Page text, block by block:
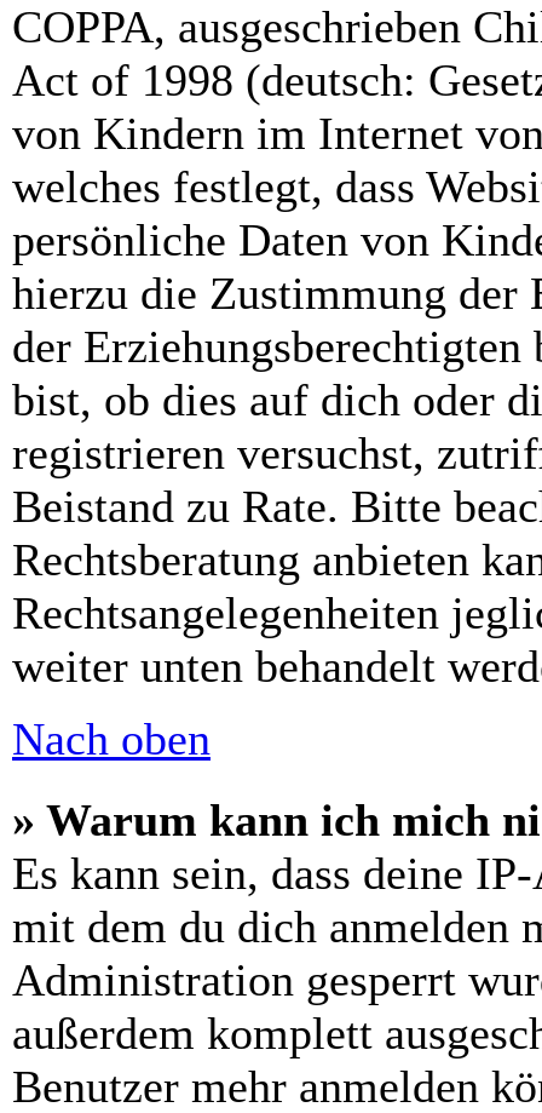
COPPA, ausgeschrieben
Act of 1998 (deutsch:
von Kindern im Internet
welches festlegt, dass
persönliche Daten von
hierzu die Zustimmung der
der
bist, ob dies auf dich oder
registrieren versuchst,
Beistand zu Rate. Bitte
Rechtsberatung anbieten
Rechtsangelegenheiten
weiter unten behandelt
Nach oben
» Warum kann ich mich
Es kann sein, dass deine
mit dem du dich anmelden
Administration gesperrt
außerdem komplett
Benutzer mehr anmelden